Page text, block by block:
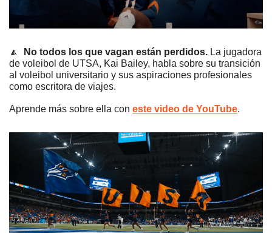
🔼 No todos los que vagan están perdidos. La jugadora
de voleibol de UTSA, Kai Bailey, habla sobre su transición
al voleibol universitario y sus aspiraciones profesionales
como escritora de viajes.
Aprende más sobre ella con este video de YouTube.